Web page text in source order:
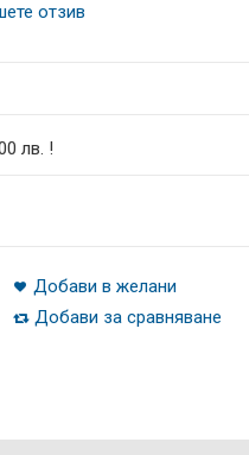
отзив
лв. !
Добави в желани
Добави за сравняване